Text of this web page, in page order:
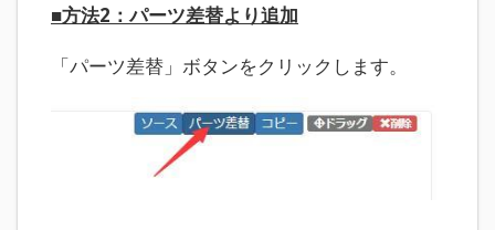
■方法2：パーツ差替より追加
「パーツ差替」ボタンをクリックします。